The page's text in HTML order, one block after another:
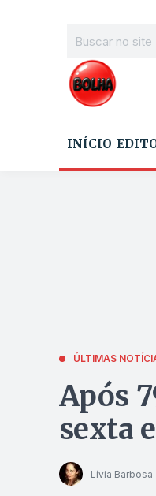
INÍCIO
ÚLTIMAS
Após
sexta
Lívia Barbosa